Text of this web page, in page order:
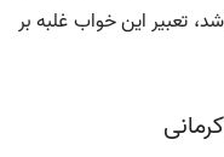
تعبیر این خواب غلبه بر